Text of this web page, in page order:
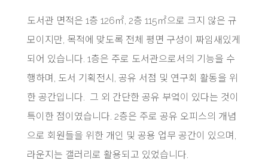
도서관 면적은 1층 126㎡, 2층 115㎡으로 크지 않은 규
모이지만, 목적에 맞도록 전체 평면 구성이 짜임새있게
되어 있습니다. 1층은 주로 도서관으로서의 기능을 수
행하며, 도서 기획전시, 공유 서점 및 연구회 활동을 위
한 공간입니다. 그 외 간단한 공유 부엌이 있다는 것이
특이한 점이였습니다. 2층은 주로 공유 오피스의 개념
으로 회원들을 위한 개인 및 공용 업무 공간이 있으며,
라운지는 갤러리로 활용되고 있었습니다.